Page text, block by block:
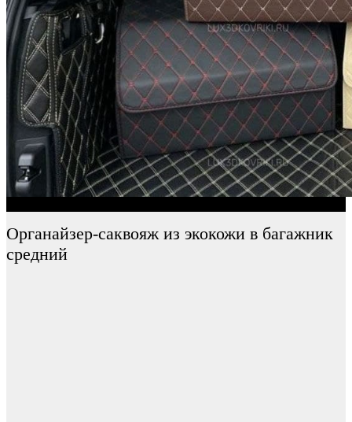
Органайзер-саквояж из экокожи в багажник
средний